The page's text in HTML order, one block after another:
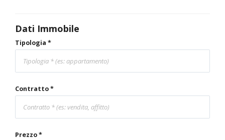
Dati Immobile
Tipologia *
Contratto *
Prezzo *